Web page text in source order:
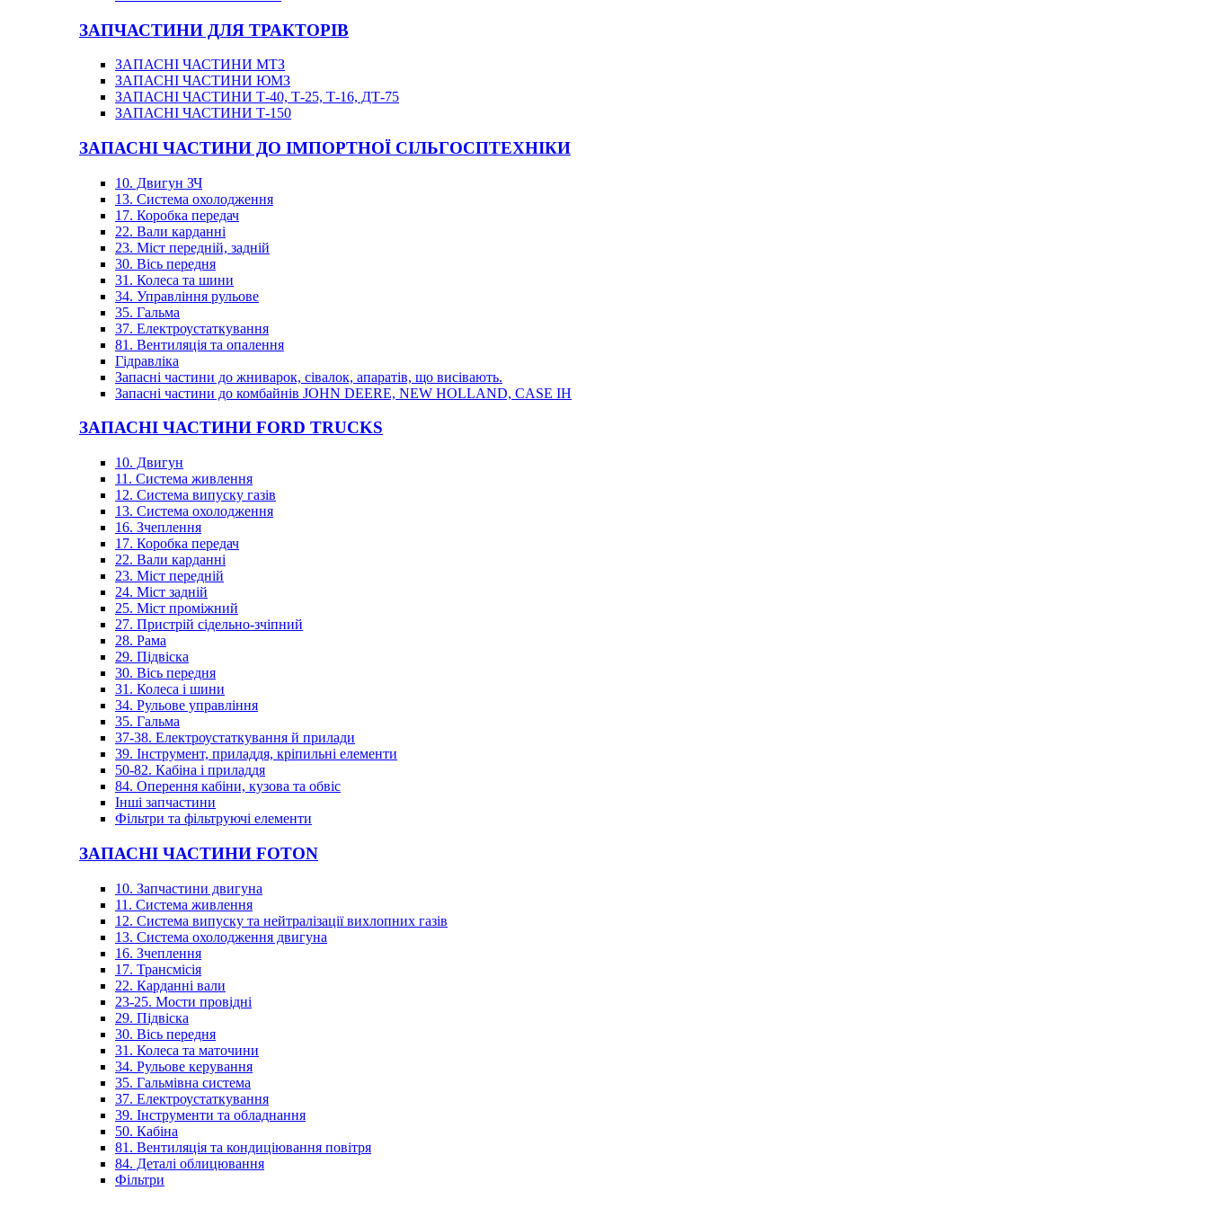
ЗАПЧАСТИНИ ДЛЯ ТРАКТОРІВ
ЗАПАСНІ ЧАСТИНИ МТЗ
ЗАПАСНІ ЧАСТИНИ ЮМЗ
ЗАПАСНІ ЧАСТИНИ Т-40, Т-25, Т-16, ДТ-75
ЗАПАСНІ ЧАСТИНИ Т-150
ЗАПАСНІ ЧАСТИНИ ДО ІМПОРТНОЇ СІЛЬГОСПТЕХНІКИ
10. Двигун ЗЧ
13. Система охолодження
17. Коробка передач
22. Вали карданні
23. Міст передній, задній
30. Вісь передня
31. Колеса та шини
34. Управління рульове
35. Гальма
37. Електроустаткування
81. Вентиляція та опалення
Гідравліка
Запасні частини до жниварок, сівалок, апаратів, що висівають.
Запасні частини до комбайнів JOHN DEERE, NEW HOLLAND, CASE IH
ЗАПАСНІ ЧАСТИНИ FORD TRUCKS
10. Двигун
11. Система живлення
12. Система випуску газів
13. Система охолодження
16. Зчеплення
17. Коробка передач
22. Вали карданні
23. Міст передній
24. Міст задній
25. Міст проміжний
27. Пристрій сідельно-зчіпний
28. Рама
29. Підвіска
30. Вісь передня
31. Колеса і шини
34. Рульове управління
35. Гальма
37-38. Електроустаткування й прилади
39. Інструмент, приладдя, кріпильні елементи
50-82. Кабіна і приладдя
84. Оперення кабіни, кузова та обвіс
Інші запчастини
Фільтри та фільтруючі елементи
ЗАПАСНІ ЧАСТИНИ FOTON
10. Запчастини двигуна
11. Система живлення
12. Система випуску та нейтралізації вихлопних газів
13. Система охолодження двигуна
16. Зчеплення
17. Трансмісія
22. Карданні вали
23-25. Мости провідні
29. Підвіска
30. Вісь передня
31. Колеса та маточини
34. Рульове керування
35. Гальмівна система
37. Електроустаткування
39. Інструменти та обладнання
50. Кабіна
81. Вентиляція та кондиціювання повітря
84. Деталі облицювання
Фільтри